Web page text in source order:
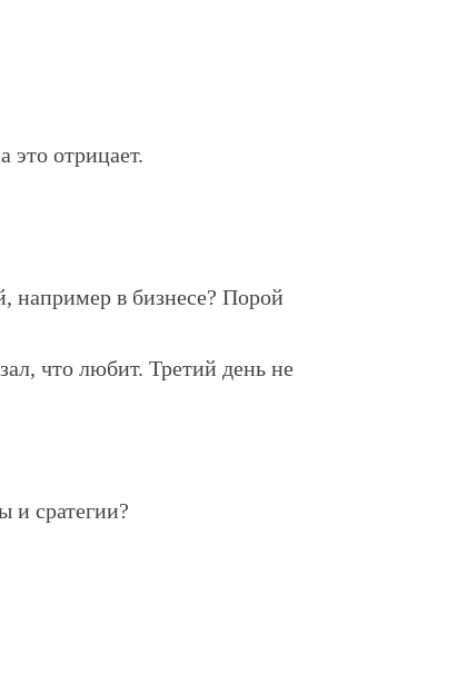
это отрицает.
например в бизнесе? Порой
что любит. Третий день не
и сратегии?